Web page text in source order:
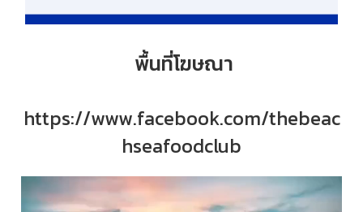
พื้นที่โฆษณา
https://www.facebook.com/thebeac
hseafoodclub